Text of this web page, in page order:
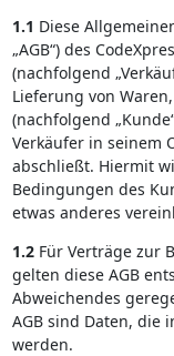
1.1 Diese
„AGB“) des
(nachfolgend
Lieferung von
(nachfolgend
Verkäufer in seinem
abschließt. Hiermit
Bedingungen des
etwas anderes
1.2Für Verträge zur
gelten diese AGB
Abweichendes
AGB sind Daten, die
werden.